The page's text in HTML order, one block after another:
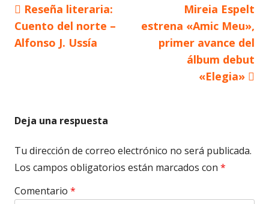
Navegación
de
Artículo
anterior
Reseña literaria:
Cuento del norte –
Alfonso J. Ussía
Artículo
siguiente
Mireia Espelt
estrena «Amic Meu»,
primer avance del
álbum debut
«Elegia»
Deja una respuesta
Tu dirección de correo electrónico no será publicada.
Los campos obligatorios están marcados con *
Comentario *